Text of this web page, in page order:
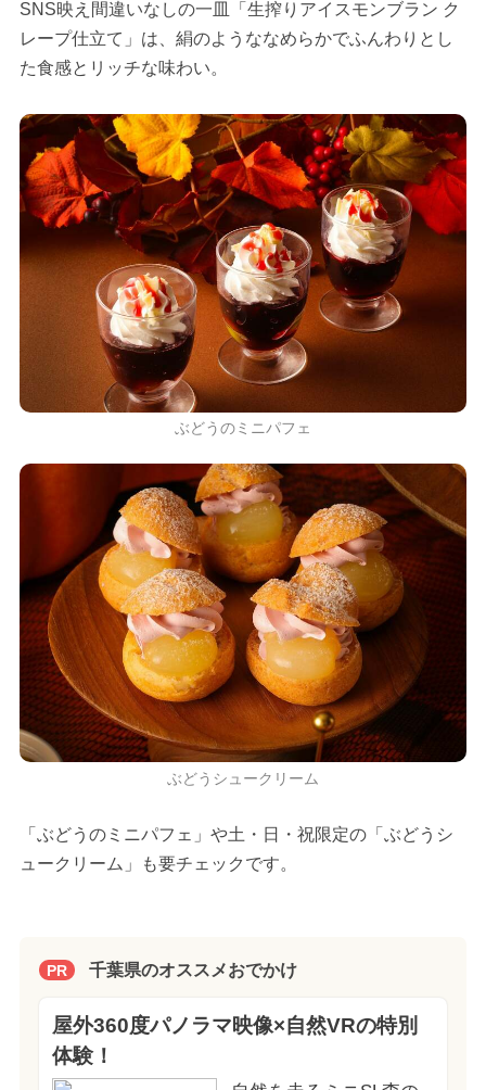
SNS映え間違いなしの一皿「生搾りアイスモンブラン ク
レープ仕立て」は、絹のようななめらかでふんわりとし
た食感とリッチな味わい。
ぶどうのミニパフェ
ぶどうシュークリーム
「ぶどうのミニパフェ」や土・日・祝限定の「ぶどうシ
ュークリーム」も要チェックです。
PR 千葉県のオススメおでかけ
屋外360度パノラマ映像×自然VRの特別
体験！